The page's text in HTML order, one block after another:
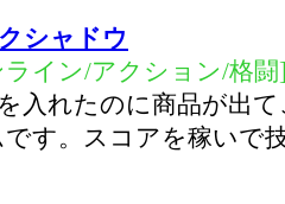
シャドウ
イン/アクション/格闘
入れたのに商品が出
す。スコアを稼いで